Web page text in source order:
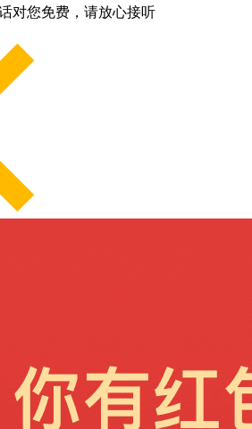
对您免费，请放心接听